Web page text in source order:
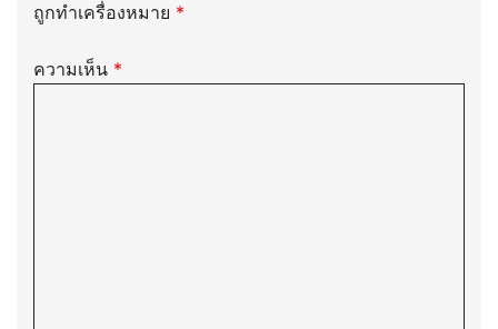
ถูกทำเครื่องหมาย *
ความเห็น *